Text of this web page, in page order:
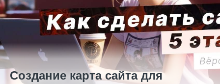
Создание карта сайта для